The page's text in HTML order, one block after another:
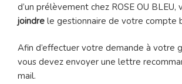
d’un prélèvement chez ROSE OU BLEU,
joindre le gestionnaire de votre compte
Afin d’effectuer votre demande à votre
vous devez envoyer une lettre
mail.